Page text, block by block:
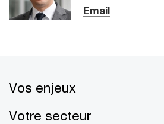
Email
Vos enjeux
Votre secteur